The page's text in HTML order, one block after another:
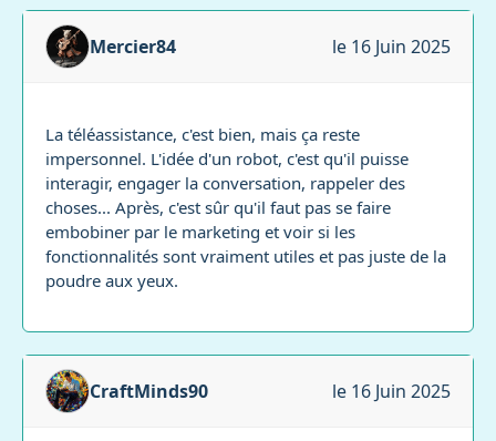
Mercier84 le 16 Juin 2025
La téléassistance, c'est bien, mais ça reste
impersonnel. L'idée d'un robot, c'est qu'il puisse
interagir, engager la conversation, rappeler des
choses... Après, c'est sûr qu'il faut pas se faire
embobiner par le marketing et voir si les
fonctionnalités sont vraiment utiles et pas juste de la
poudre aux yeux.
CraftMinds90 le 16 Juin 2025